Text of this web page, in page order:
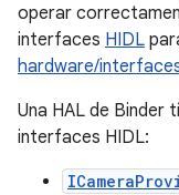
operar
interfaces HIDL
hardware/
Una HAL de Binder
interfaces HIDL: